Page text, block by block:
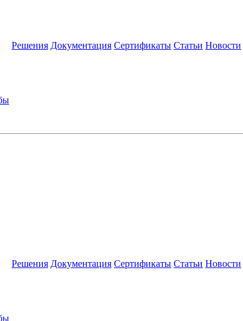
Решения Документация Сертификаты Статьи Новости
Решения Документация Сертификаты Статьи Новости